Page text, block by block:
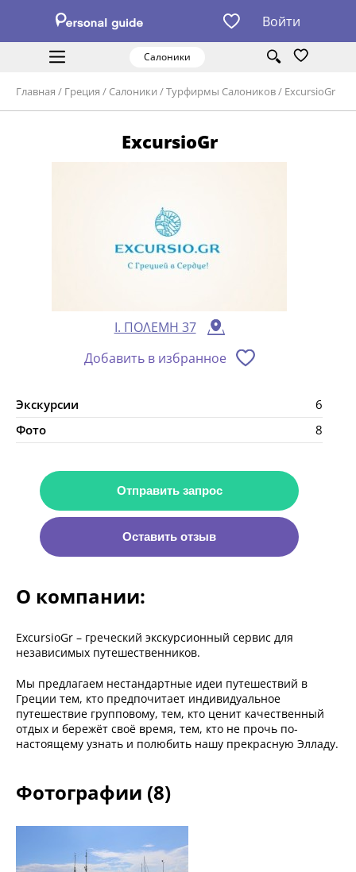
Войти
Салоники
Главная / Греция / Салоники /Турфирмы Салоников/ ExcursioGr
ExcursioGr
Ι. ΠΟΛΕΜΗ 37
Добавить в избранное
Экскурсии
6
Фото
8
Отправить запрос
Оставить отзыв
О компании:
ExcursioGr – греческий экскурсионный сервис для
независимых путешественников.
Мы предлагаем нестандартные идеи путешествий в
Греции тем, кто предпочитает индивидуальное
путешествие групповому, тем, кто ценит качественный
отдых и бережёт своё время, тем, кто не прочь по-
настоящему узнать и полюбить нашу прекрасную Элладу.
Фотографии (8)